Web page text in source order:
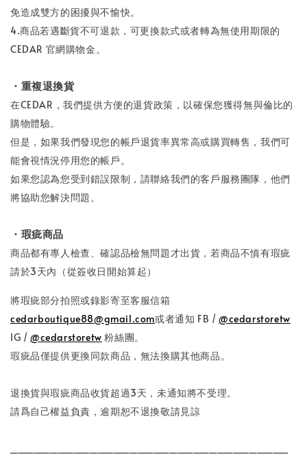
免造成雙方的困擾與不愉快。
4.商品若遇斷貨不可退款，可更換款式或者轉為無使用期限的
CEDAR 官網購物金。
・重複退換貨
在CEDAR ，我們提供方便的退貨政策，以確保您獲得無與倫比的
購物體驗。
但是，如果我們發現您的帳戶退貨率異常高或購買轉售，我們可
能會視情況停用您的帳戶。
如果您認為您受到錯誤限制，請聯絡我們的客戶服務團隊，他們
將協助您解決問題。
・瑕疵商品
商品都有專人檢查、確認品檢無問題才出貨，若商品不慎有瑕疵
請於3天內（從簽收日開始算起）
將瑕疵部分拍照或錄影寄至客服信箱
cedarboutique88@gmail.com或者通知 FB /@cedarstoretw
IG /@cedarstoretw 粉絲團。
瑕疵品僅提供更換同款商品，無法換購其他商品。
退換貨與瑕疵商品收貨超過3天，未通知將不受理。
請爲自己權益負責，逾期恕不退換敬請見諒